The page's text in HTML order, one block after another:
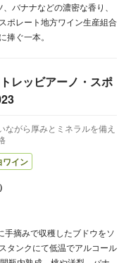
バナナなどの濃密な香り、
ポレート地方ワイン生産組合
ぐ一本。
レッビアーノ・スポ
ながら厚みとミネラルを備え
ワイン
摘みで収穫したブドウをソ
タンクにて低温でアルコール